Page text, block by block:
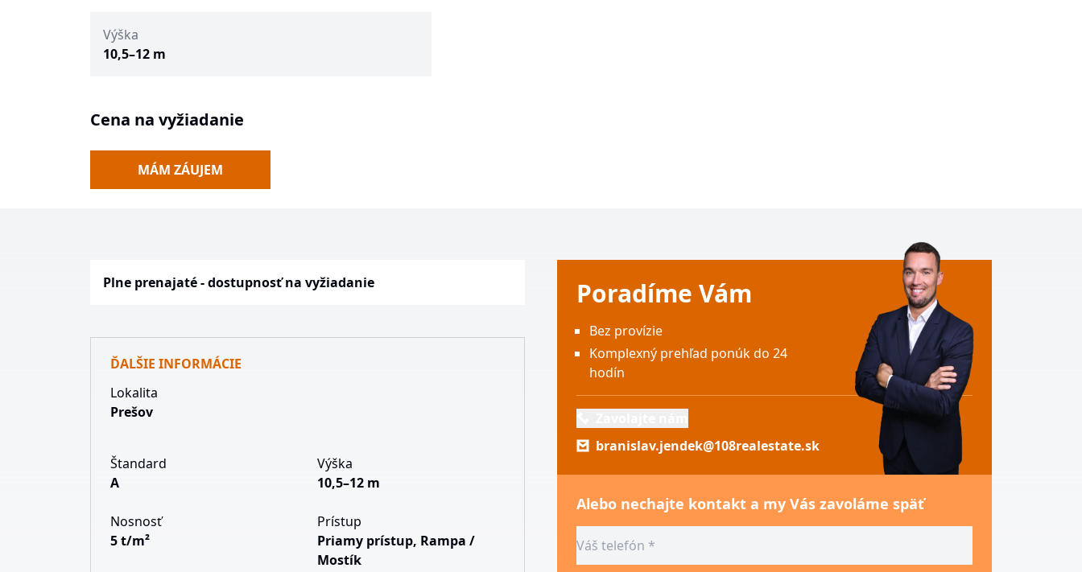
Výška
10,5–12 m
Cena na vyžiadanie
MÁM ZÁUJEM
Plne prenajaté - dostupnosť na vyžiadanie
ĎALŠIE INFORMÁCIE
Lokalita
Prešov
Štandard
A
Výška
10,5–12 m
Nosnosť
5 t/m²
Prístup
Priamy prístup, Rampa /
Mostík
Poradíme Vám
Bez provízie
Komplexný prehľad ponúk do 24
hodín
branislav.jendek@108realestate.sk
Alebo nechajte kontakt a my Vás zavoláme späť